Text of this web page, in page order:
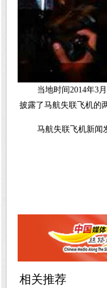
当地时间2014年3
披露了马航失联飞机的
马航失联飞机新闻
相关推荐